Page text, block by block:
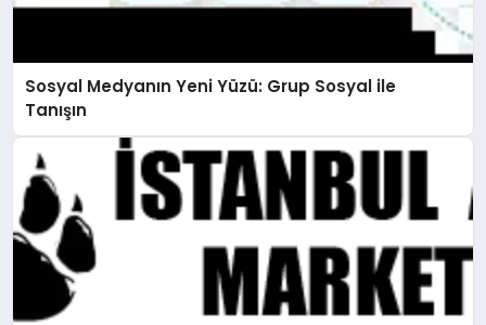
Sosyal Medyanın Yeni Yüzü: Grup Sosyal ile
Tanışın